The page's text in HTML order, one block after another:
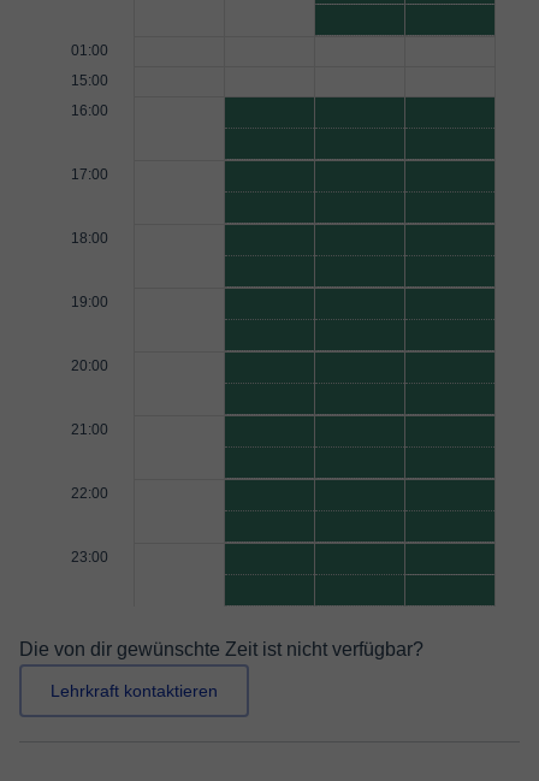
01:00
15:00
16:00
17:00
18:00
19:00
20:00
21:00
22:00
23:00
Die von dir gewünschte Zeit ist nicht verfügbar?
Lehrkraft kontaktieren